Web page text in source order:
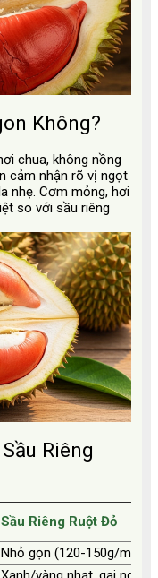
Không?
chua, không nồng
cảm nhận rõ vị ngọt
nhẹ. Cơm mỏng, hơi
so với sầu riêng
Riêng
Sầu Riêng Ruột Đỏ
Nhỏ gọn (120-150g/múi)